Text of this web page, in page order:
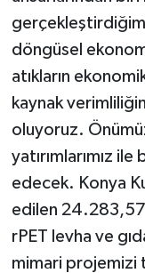
döngüsel
atıkların
kaynak
oluyoruz.
yatırımlarımız
edecek. Konya
edilen 24.283,57
rPET levha ve
mimari projemizi